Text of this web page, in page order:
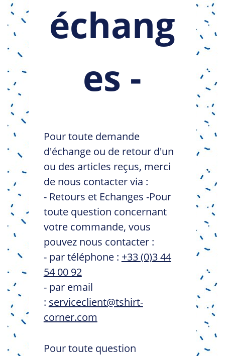
échang
es -
Pour toute demande
d'échange ou de retour d'un
ou des articles reçus, merci
de nous contacter via :
- Retours et Echanges -Pour
toute question concernant
votre commande, vous
pouvez nous contacter :
- par téléphone : +33 (0)3 44
54 00 92
- par email
: serviceclient@tshirt-
corner.com
Pour toute question